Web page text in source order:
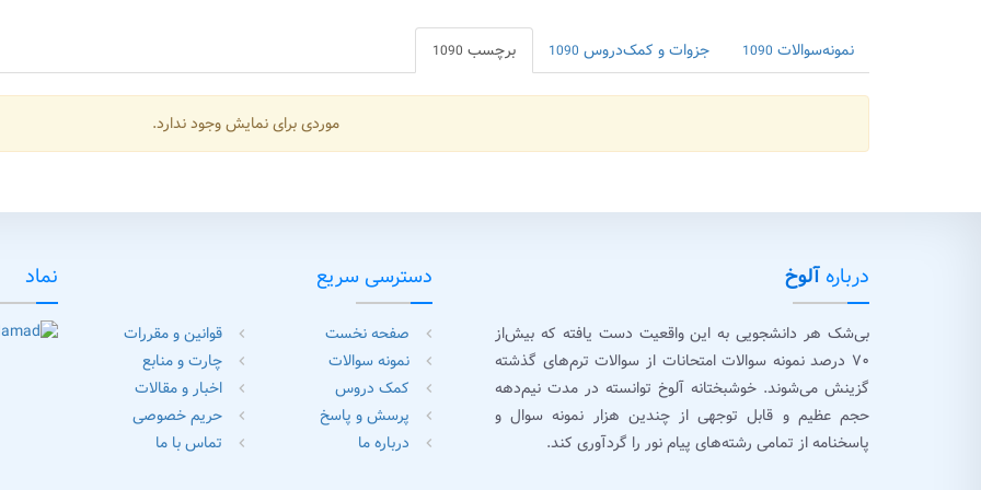
نمونه‌سوالات 1090 جزوات و کمک‌دروس 1090 برچسب 1090
موردی برای نمایش وجود ندارد.
درباره آلوخ
بی‌شک هر دانشجویی به این واقعیت دست یافته که بیش‌از
۷۰ درصد نمونه سوالات امتحانات از سوالات ترم‌های گذشته
گزینش می‌شوند. خوشبختانه آلوخ توانسته در مدت نیم‌دهه
حجم عظیم و قابل توجهی از چندین هزار نمونه سوال و
پاسخنامه از تمامی رشته‌های پیام نور را گردآوری کند.
دسترسی سریع
chevron_left صفحه نخست chevron_left قوانین و مقررات
chevron_left نمونه سوالات chevron_left چارت و منابع
chevron_left کمک دروس chevron_left اخبار و مقالات
chevron_left پرسش و پاسخ chevron_left حریم خصوصی
chevron_left درباره ما chevron_left تماس با ما
نماد